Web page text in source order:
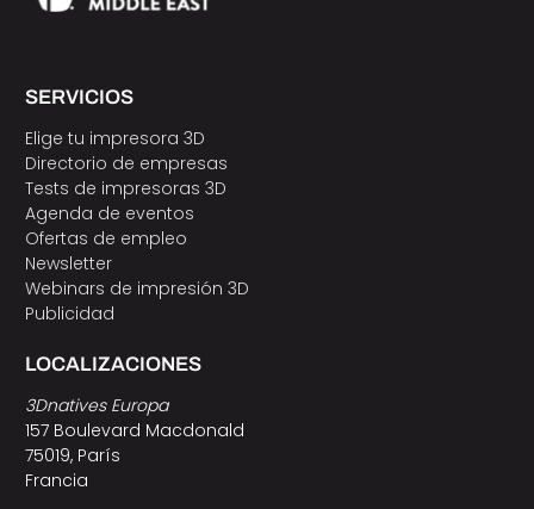
SERVICIOS
Elige tu impresora 3D
Directorio de empresas
Tests de impresoras 3D
Agenda de eventos
Ofertas de empleo
Newsletter
Webinars de impresión 3D
Publicidad
LOCALIZACIONES
3Dnatives Europa
157 Boulevard Macdonald
75019, París
Francia